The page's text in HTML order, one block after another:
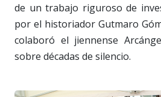
de un trabajo riguroso de
por el historiador Gutmaro
colaboró el jiennense
sobre décadas de silencio.